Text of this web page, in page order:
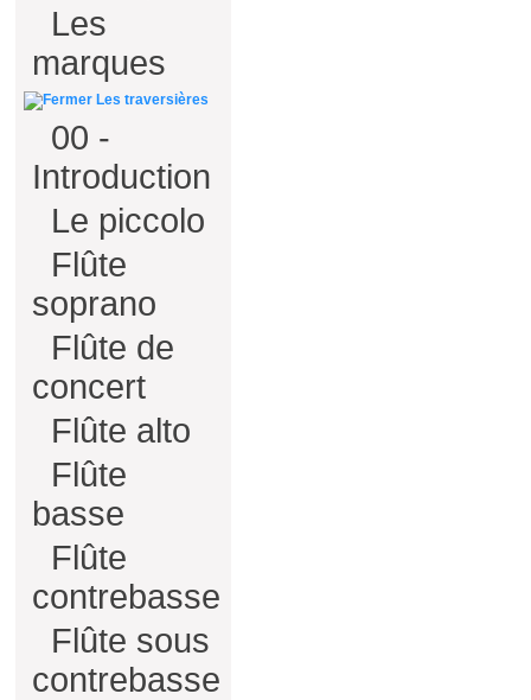
Les
marques
Les traversières
00 -
Introduction
Le piccolo
Flûte
soprano
Flûte de
concert
Flûte alto
Flûte
basse
Flûte
contrebasse
Flûte sous
contrebasse